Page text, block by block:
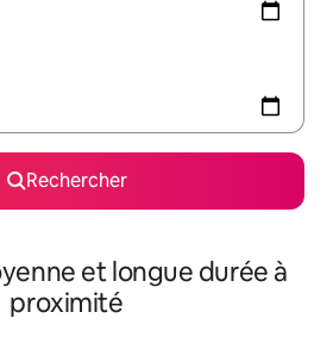
Rechercher
et longue durée à
proximité